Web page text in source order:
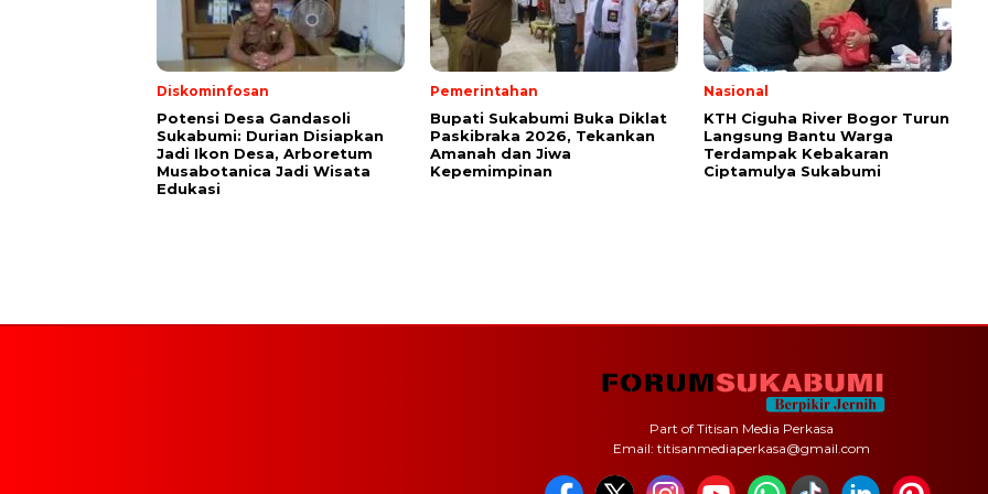
Diskominfosan
Potensi Desa Gandasoli
Sukabumi: Durian Disiapkan
Jadi Ikon Desa, Arboretum
Musabotanica Jadi Wisata
Edukasi
Pemerintahan
Bupati Sukabumi Buka Diklat
Paskibraka 2026, Tekankan
Amanah dan Jiwa
Kepemimpinan
Nasional
KTH Ciguha River Bogor Turun
Langsung Bantu Warga
Terdampak Kebakaran
Ciptamulya Sukabumi
Part of Titisan Media Perkasa
Email: titisanmediaperkasa@gmail.com